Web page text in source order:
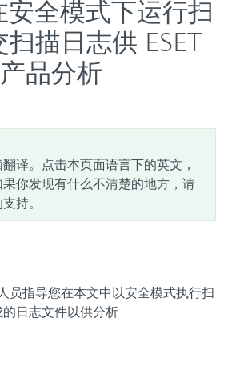
安全模式下运行扫
描日志供 ESET
品分析
译。点击本页面语言下的英文，
你发现有什么不清楚的地方，请
持。
员指导您在本文中以安全模式执行扫
日志文件以供分析